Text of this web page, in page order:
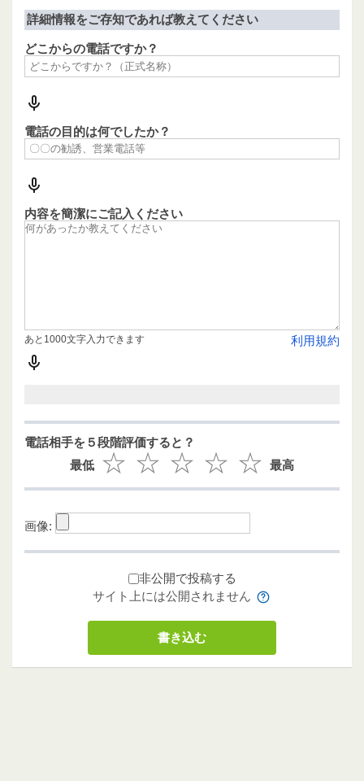
詳細情報をご存知であれば教えてください
どこからの電話ですか？
電話の目的は何でしたか？
内容を簡潔にご記入ください
利用規約
あと1000文字入力できます
電話相手を５段階評価すると？
最低
最高
画像:
非公開で投稿する
サイト上には公開されません